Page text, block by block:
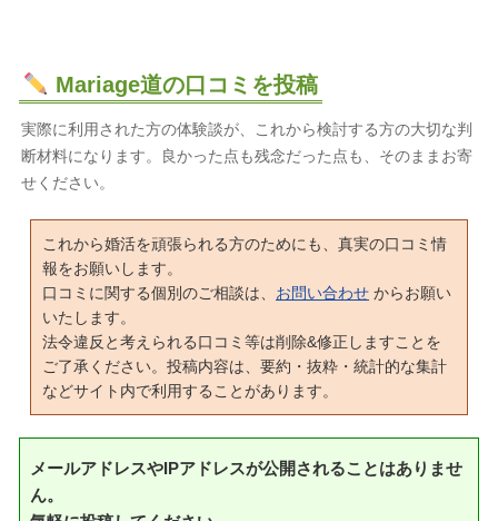
Mariage道の口コミを投稿
実際に利用された方の体験談が、これから検討する方の大切な判
断材料になります。良かった点も残念だった点も、そのままお寄
せください。
これから婚活を頑張られる方のためにも、真実の口コミ情
報をお願いします。
口コミに関する個別のご相談は、 お問い合わせ からお願い
いたします。
法令違反と考えられる口コミ等は削除&修正しますことを
ご了承ください。投稿内容は、要約・抜粋・統計的な集計
などサイト内で利用することがあります。
メールアドレスやIPアドレスが公開されることはありませ
ん。